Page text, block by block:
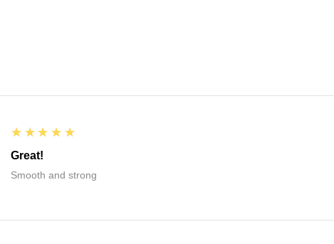
5
★★★★★
Great!
Smooth and strong